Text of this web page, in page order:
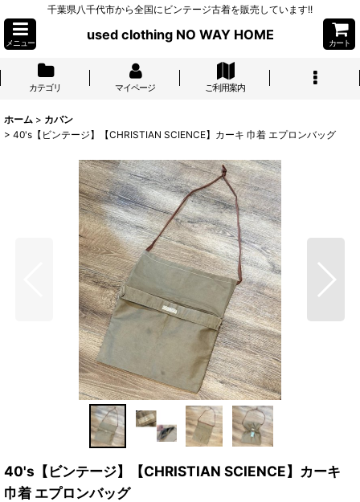
千葉県八千代市から全国にビンテージ古着を販売しています!!
メニュー
used clothing NO WAY HOME
カート
カテゴリ マイページ ご利用案内
ホーム > カバン
> 40's【ビンテージ】【CHRISTIAN SCIENCE】カーキ 巾着 エプロンバッグ
40's【ビンテージ】【CHRISTIAN SCIENCE】カーキ
巾着 エプロンバッグ